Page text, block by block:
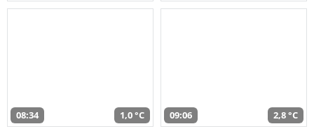
08:34 1,0 °C 09:06 2,8 °C